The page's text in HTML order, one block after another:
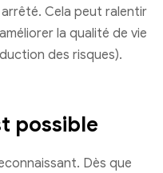
Cela peut ralentir
la qualité de vie
des risques).
possible
Dès que